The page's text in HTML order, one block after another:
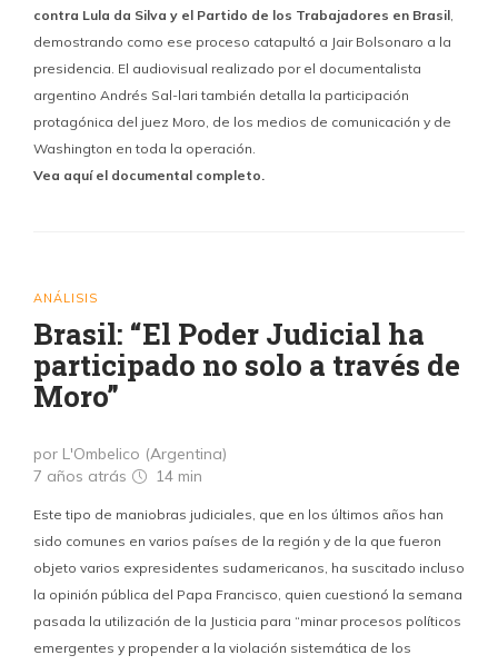
contra Lula da Silva y el Partido de los Trabajadores en Brasil,
demostrando como ese proceso catapultó a Jair Bolsonaro a la
presidencia. El audiovisual realizado por el documentalista
argentino Andrés Sal-lari también detalla la participación
protagónica del juez Moro, de los medios de comunicación y de
Washington en toda la operación.
Vea aquí el documental completo.
ANÁLISIS
Brasil: “El Poder Judicial ha
participado no solo a través de
Moro”
por L'Ombelico (Argentina)
7 años atrás
14 min
Este tipo de maniobras judiciales, que en los últimos años han
sido comunes en varios países de la región y de la que fueron
objeto varios expresidentes sudamericanos, ha suscitado incluso
la opinión pública del Papa Francisco, quien cuestionó la semana
pasada la utilización de la Justicia para “minar procesos políticos
emergentes y propender a la violación sistemática de los